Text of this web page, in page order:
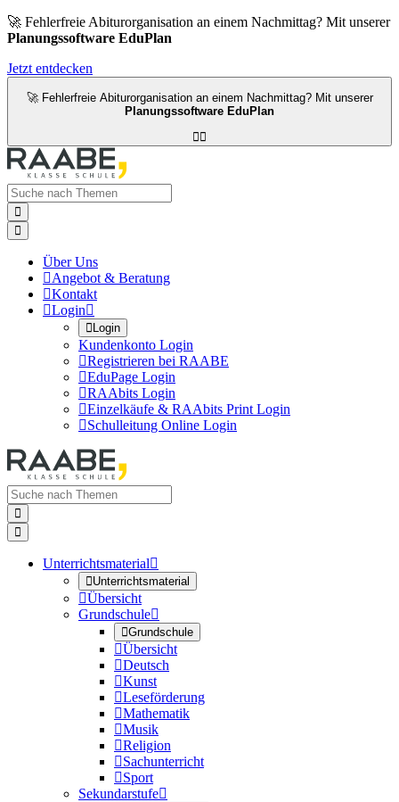
🚀 Fehlerfreie Abiturorganisation an einem Nachmittag? Mit unserer
Planungssoftware EduPlan
Jetzt entdecken
🚀 Fehlerfreie Abiturorganisation an einem Nachmittag? Mit unserer
Planungssoftware EduPlan



Über Uns
Angebot & Beratung
Kontakt
Login
Login
Kundenkonto Login
Registrieren bei RAABE
EduPage Login
RAAbits Login
Einzelkäufe & RAAbits Print Login
Schulleitung Online Login


Unterrichtsmaterial
Unterrichtsmaterial
Übersicht
Grundschule
Grundschule
Übersicht
Deutsch
Kunst
Leseförderung
Mathematik
Musik
Religion
Sachunterricht
Sport
Sekundarstufe